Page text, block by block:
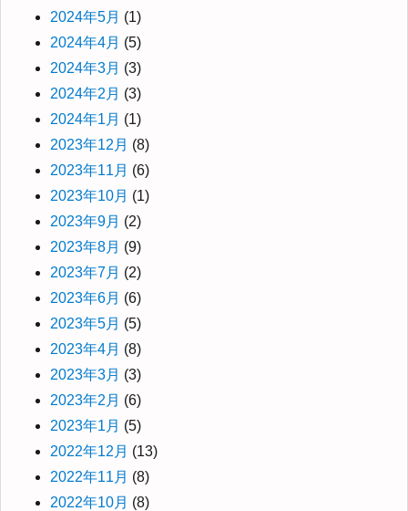
2024年5月 (1)
2024年4月 (5)
2024年3月 (3)
2024年2月 (3)
2024年1月 (1)
2023年12月 (8)
2023年11月 (6)
2023年10月 (1)
2023年9月 (2)
2023年8月 (9)
2023年7月 (2)
2023年6月 (6)
2023年5月 (5)
2023年4月 (8)
2023年3月 (3)
2023年2月 (6)
2023年1月 (5)
2022年12月 (13)
2022年11月 (8)
2022年10月 (8)